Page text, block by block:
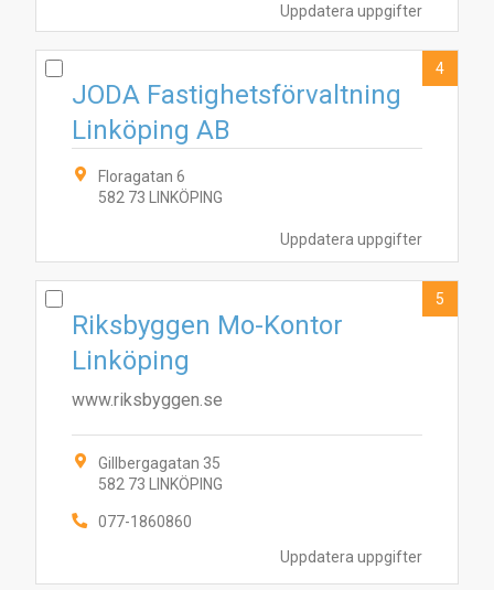
Uppdatera uppgifter
Uppdatera uppgifter
JODA Fastighetsförvaltning
Linköping AB
Floragatan 6
582 73 LINKÖPING
4
Uppdatera uppgifter
Riksbyggen Mo-Kontor
Linköping
www.riksbyggen.se
Gillbergagatan 35
582 73 LINKÖPING
077-1860860
5